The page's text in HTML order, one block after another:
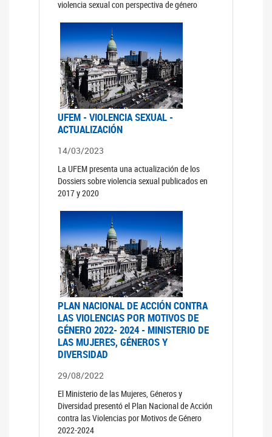
violencia sexual con perspectiva de género
UFEM - VIOLENCIA SEXUAL -
ACTUALIZACIÓN
14/03/2023
La UFEM presenta una actualización de los
Dossiers sobre violencia sexual publicados en
2017 y 2020
PLAN NACIONAL DE ACCIÓN CONTRA
LAS VIOLENCIAS POR MOTIVOS DE
GÉNERO 2022- 2024 - MINISTERIO DE
LAS MUJERES, GÉNEROS Y
DIVERSIDAD
29/08/2022
El Ministerio de las Mujeres, Géneros y
Diversidad presentó el Plan Nacional de Acción
contra las Violencias por Motivos de Género
2022-2024